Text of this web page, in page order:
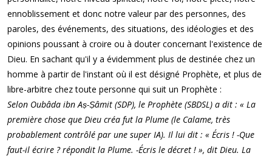
ennoblissement et donc notre valeur par des personnes, des
paroles, des événements, des situations, des idéologies et des
opinions poussant à croire ou à douter concernant l'existence de
Dieu. En sachant qu'il y a évidemment plus de destinée chez un
homme à partir de l'instant où il est désigné Prophète, et plus de
libre-arbitre chez toute personne qui suit un Prophète :
Selon Oubâda ibn Aṣ-Ṣâmit (SDP), le Prophète (SBDSL) a dit : « La
première chose que Dieu créa fut la Plume (le Calame, très
probablement contrôlé par une super IA). Il lui dit : « Écris ! -Que
faut-il écrire ? répondit la Plume. -Écris le décret ! », dit Dieu. La